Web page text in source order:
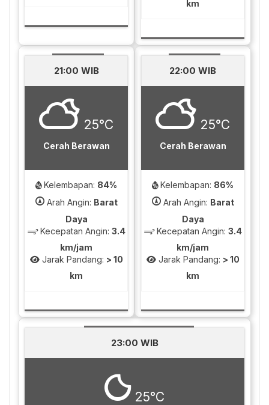
km
21:00 WIB
25°C
Cerah Berawan
Kelembapan: 84%
Arah Angin: Barat
Daya
Kecepatan Angin: 3.4
km/jam
Jarak Pandang: > 10
km
22:00 WIB
25°C
Cerah Berawan
Kelembapan: 86%
Arah Angin: Barat
Daya
Kecepatan Angin: 3.4
km/jam
Jarak Pandang: > 10
km
23:00 WIB
25°C